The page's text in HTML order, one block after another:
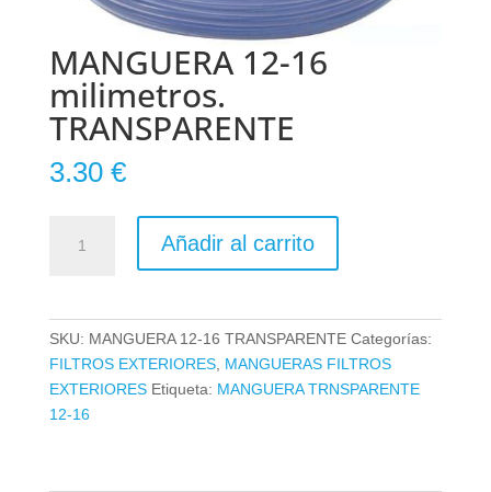
MANGUERA 12-16
milimetros.
TRANSPARENTE
3.30 €
Añadir al carrito
SKU: MANGUERA 12-16 TRANSPARENTE Categorías:
FILTROS EXTERIORES, MANGUERAS FILTROS
EXTERIORES Etiqueta: MANGUERA TRNSPARENTE
12-16